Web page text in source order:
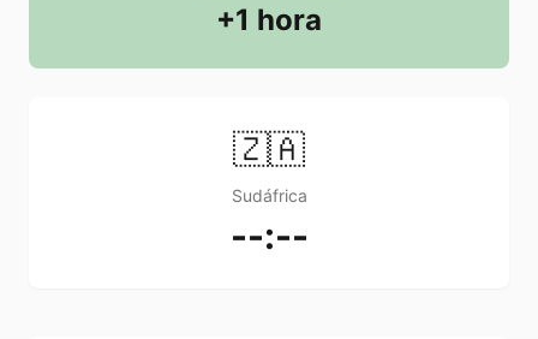
+1 hora
🇿🇦
Sudáfrica
--:--